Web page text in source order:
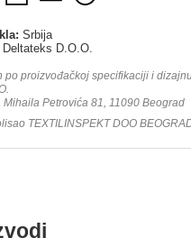
Srbija
Deltateks D.O.O.
po proizvođačkoj specifikaciji i
Mihaila Petrovića 81, 11090 Beograd
TEXTILINSPEKT DOO